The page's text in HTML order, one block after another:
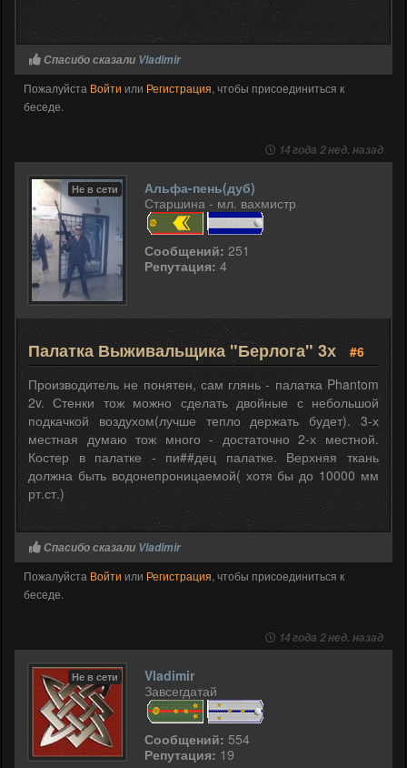
Спасибо сказали Vladimir
Пожалуйста Войти или Регистрация, чтобы присоединиться к
беседе.
14 года 2 нед. назад
Не в сети
Альфа-пень(дуб)
Старшина - мл. вахмистр
Сообщений: 251
Репутация: 4
Палатка Выживальщика "Берлога" 3х
#6
Производитель не понятен, сам глянь - палатка Phantom
2v. Стенки тож можно сделать двойные с небольшой
подкачкой воздухом(лучше тепло держать будет). 3-х
местная думаю тож много - достаточно 2-х местной.
Костер в палатке - пи##дец палатке. Верхняя ткань
должна быть водонепроницаемой( хотя бы до 10000 мм
рт.ст.)
Спасибо сказали Vladimir
Пожалуйста Войти или Регистрация, чтобы присоединиться к
беседе.
14 года 2 нед. назад
Не в сети
Vladimir
Завсегдатай
Сообщений: 554
Репутация: 19